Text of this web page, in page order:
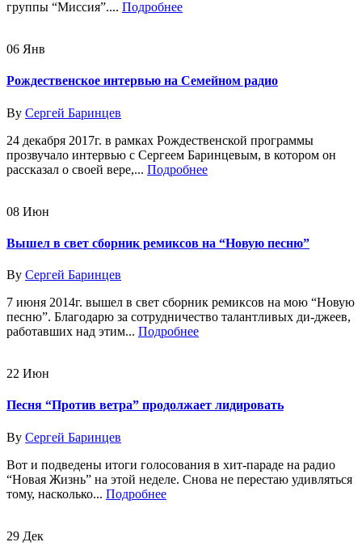
группы “Миссия”.... Подробнее
06 Янв
Рождественское интервью на Семейном радио
By Сергей Баринцев
24 декабря 2017г. в рамках Рождественской программы
прозвучало интервью с Сергеем Баринцевым, в котором он
рассказал о своей вере,... Подробнее
08 Июн
Вышел в свет сборник ремиксов на “Новую песню”
By Сергей Баринцев
7 июня 2014г. вышел в свет сборник ремиксов на мою “Новую
песню”. Благодарю за сотрудничество талантливых ди-джеев,
работавших над этим... Подробнее
22 Июн
Песня “Против ветра” продолжает лидировать
By Сергей Баринцев
Вот и подведены итоги голосования в хит-параде на радио
“Новая Жизнь” на этой неделе. Снова не перестаю удивляться
тому, насколько... Подробнее
29 Дек